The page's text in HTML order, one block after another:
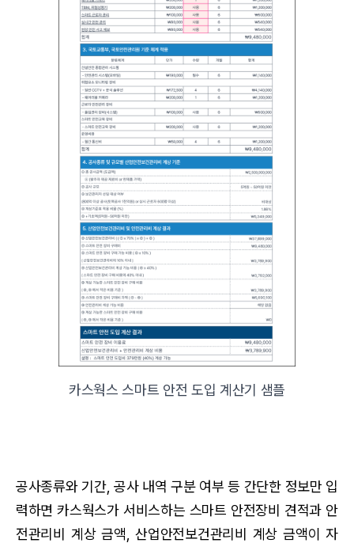
카스웍스 스마트 안전 도입 계산기 샘플
공사종류와 기간, 공사 내역 구분 여부 등 간단한 정보만 입
력하면 카스웍스가 서비스하는 스마트 안전장비 견적과 안
전관리비 계상 금액, 산업안전보건관리비 계상 금액이 자